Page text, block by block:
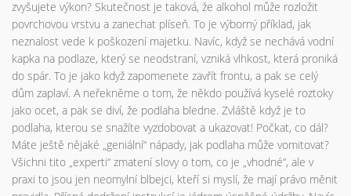
zvyšujete výkon? Skutečnost je taková, že alkohol může rozložit
povrchovou vrstvu a zanechat plíseň. To je výborný příklad, jak
neznalost vede k poškození majetku. Navíc, když se nechává vodní
kapka na podlaze, který se neodstraní, vzniká vlhkost, která proniká
do spár. To je jako když zapomenete zavřít frontu, a pak se celý
dům zaplaví. A neřekněme o tom, že někdo používá kyselé roztoky
jako ocet, a pak se diví, že podlaha bledne. Zvláště když je to
podlaha, kterou se snažíte vyzdobovat a ukazovat! Počkat, co dál?
Máte ještě nějaké „geniální“ nápady, jak podlaha může vomitovat?
Všichni tito „experti“ zmatení slovy o tom, co je „vhodné“, ale v
praxi to jsou jen neomylní blbejci, kteří si myslí, že mají právo měnit